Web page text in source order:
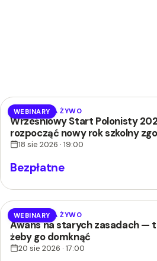
WEBINARY
WEBINAR NA ŻYWO
Wrześniowy Start Polonisty
rozpocząć nowy rok szkolny
18 sie 2026 · 19:00
Bezpłatne
WEBINARY
WEBINAR NA ŻYWO
Awans na starych zasadach —
żeby go domknąć
20 sie 2026 · 17:00